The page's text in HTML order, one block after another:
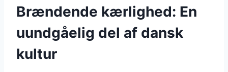
Brændende kærlighed: En
uundgåelig del af dansk
kultur